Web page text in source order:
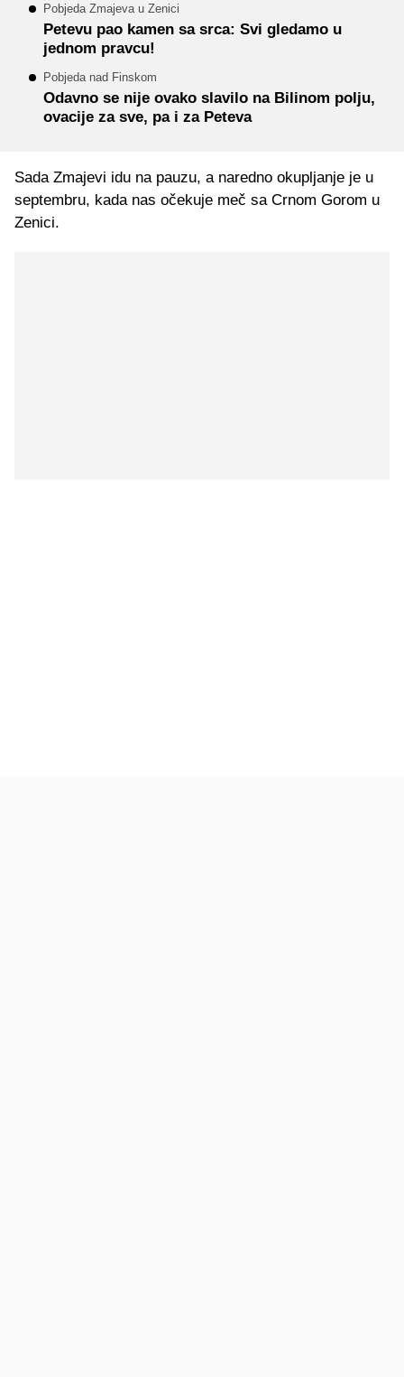
Pobjeda Zmajeva u Zenici
Petevu pao kamen sa srca: Svi gledamo u
jednom pravcu!
Pobjeda nad Finskom
Odavno se nije ovako slavilo na Bilinom polju,
ovacije za sve, pa i za Peteva
Sada Zmajevi idu na pauzu, a naredno okupljanje je u
septembru, kada nas očekuje meč sa Crnom Gorom u
Zenici.